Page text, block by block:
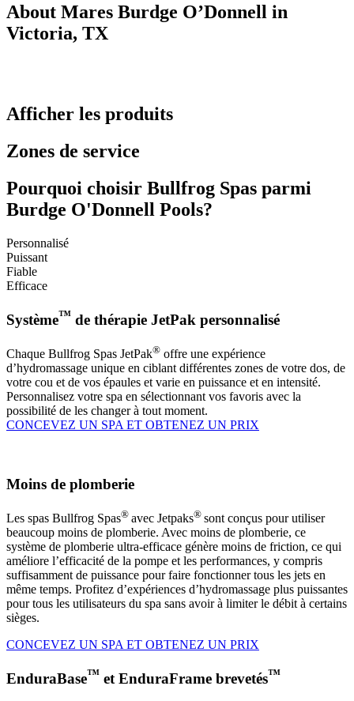
About Mares Burdge O’Donnell in
Victoria, TX
Afficher les produits
Zones de service
Pourquoi choisir Bullfrog Spas parmi
Burdge O'Donnell Pools?
Personnalisé
Puissant
Fiable
Efficace
Système™ de thérapie JetPak personnalisé
Chaque Bullfrog Spas JetPak® offre une expérience
d’hydromassage unique en ciblant différentes zones de votre dos, de
votre cou et de vos épaules et varie en puissance et en intensité.
Personnalisez votre spa en sélectionnant vos favoris avec la
possibilité de les changer à tout moment.
CONCEVEZ UN SPA ET OBTENEZ UN PRIX
Moins de plomberie
Les spas Bullfrog Spas® avec Jetpaks® sont conçus pour utiliser
beaucoup moins de plomberie. Avec moins de plomberie, ce
système de plomberie ultra-efficace génère moins de friction, ce qui
améliore l’efficacité de la pompe et les performances, y compris
suffisamment de puissance pour faire fonctionner tous les jets en
même temps. Profitez d’expériences d’hydromassage plus puissantes
pour tous les utilisateurs du spa sans avoir à limiter le débit à certains
sièges.
CONCEVEZ UN SPA ET OBTENEZ UN PRIX
EnduraBase™ et EnduraFrame brevetés™